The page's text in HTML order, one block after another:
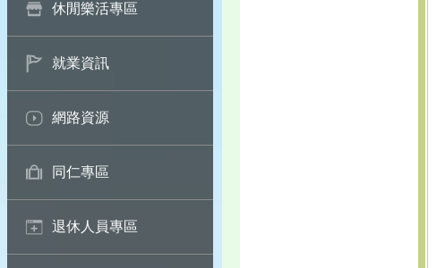
休閒樂活專區
就業資訊
網路資源
同仁專區
退休人員專區